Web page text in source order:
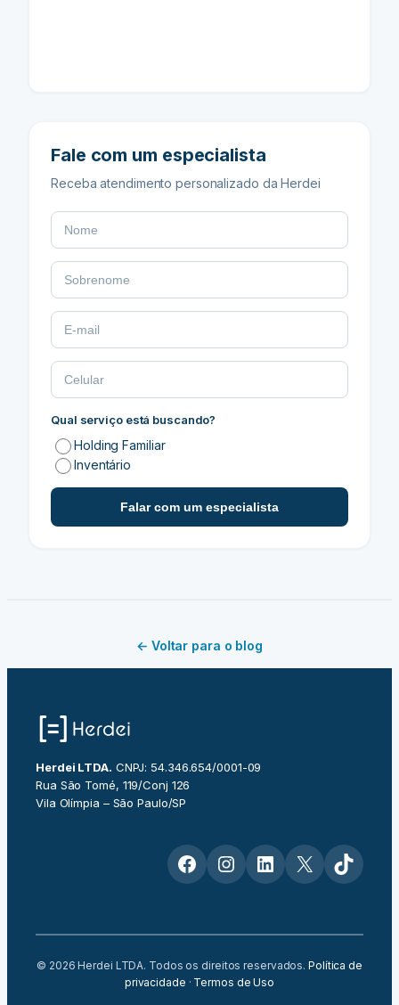
Fale com um especialista
Receba atendimento personalizado da Herdei
Qual serviço está buscando?
Holding Familiar
Inventário
Falar com um especialista
← Voltar para o blog
Herdei LTDA. CNPJ: 54.346.654/0001-09
Rua São Tomé, 119/Conj 126
Vila Olímpia – São Paulo/SP
Facebook Instagram LinkedIn X TikTok
© 2026 Herdei LTDA. Todos os direitos reservados.Política de
privacidade · Termos de Uso